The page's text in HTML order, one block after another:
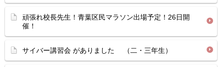
頑張れ校長先生！青葉区民マラソン出場予定！26日開
催！
サイバー講習会 がありました （二・三年生）